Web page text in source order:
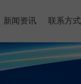
新闻资讯 联系方式